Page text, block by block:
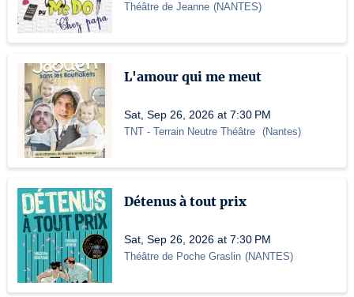
Théâtre de Jeanne (NANTES)
L'amour qui me meut
Sat, Sep 26, 2026 at 7:30 PM
TNT - Terrain Neutre Théâtre (Nantes)
Détenus à tout prix
Sat, Sep 26, 2026 at 7:30 PM
Théâtre de Poche Graslin (NANTES)